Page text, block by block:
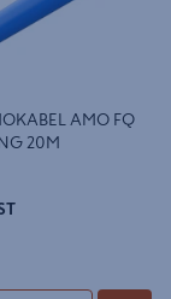
AMO FQ
20M